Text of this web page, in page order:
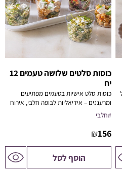
כוסות סלטים שלושה טעמים 12
יח
כוסות סלט אישיות בטעמים מפתיעים
ומרעננים – אידיאליות לבופה חלבי, אירוח
עסקי או מגש פינגר פוד בריא ומעוצב.
#חלבי
156
₪
הוסף לסל לדף
המוצר